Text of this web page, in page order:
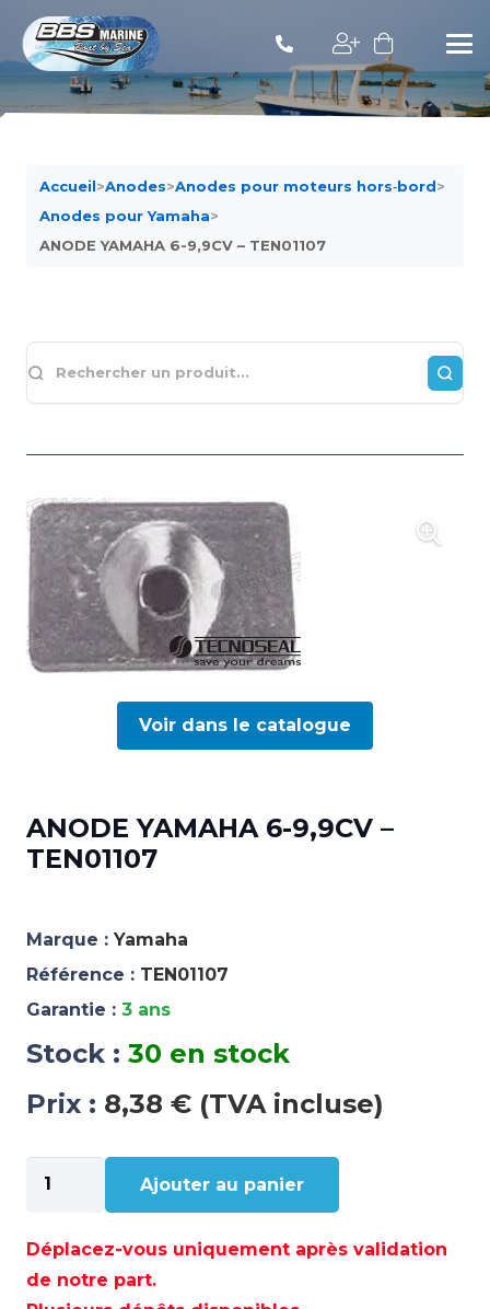
Accueil>Anodes>Anodes pour moteurs hors‐bord>
Anodes pour Yamaha>
ANODE YAMAHA 6-9,9CV – TEN01107
Voir dans le catalogue
ANODE YAMAHA 6-9,9CV –
TEN01107
Marque : Yamaha
Référence : TEN01107
Garantie : 3 ans
Stock : 30 en stock
Prix : 8,38 € (TVA incluse)
quantité
de
YAMAHA
6-
9,9CV
Ajouter au panier
Déplacez-vous uniquement après validation
de notre part.